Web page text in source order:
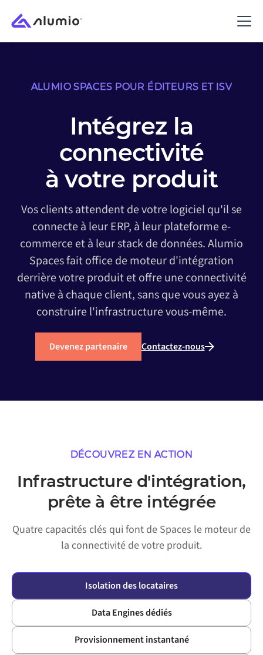
ALUMIO SPACES POUR ÉDITEURS ET ISV
Intégrez la
connectivité
à votre produit
Vos clients attendent de votre logiciel qu'il se
connecte à leur ERP, à leur plateforme e-
commerce et à leur stack de données. Alumio
Spaces fait office de moteur d'intégration
derrière votre produit et offre une connectivité
native à chaque client, sans que vous ayez à
construire l'infrastructure vous-même.
Devenez partenaire Contactez-nous
DÉCOUVREZ EN ACTION
Infrastructure d'intégration,
prête à être intégrée
Quatre capacités clés qui font de Spaces le moteur de
la connectivité de votre produit.
Isolation des locataires
Data Engines dédiés
Provisionnement instantané